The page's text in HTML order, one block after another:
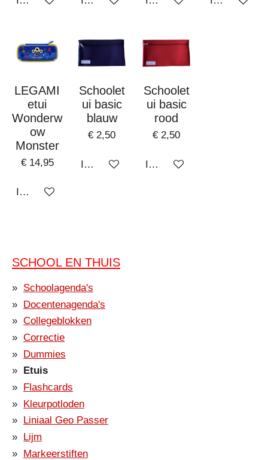
LEGAMI
etui
Wonderw
ow
Monster
€ 14,95
In winkelwagen
Schoolet
ui basic
blauw
€ 2,50
In winkelwagen
Schoolet
ui basic
rood
€ 2,50
In winkelwagen
SCHOOL EN THUIS
Schoolagenda's
Docentenagenda's
Collegeblokken
Correctie
Dummies
Etuis
Flashcards
Kleurpotloden
Liniaal Geo Passer
Lijm
Markeerstiften